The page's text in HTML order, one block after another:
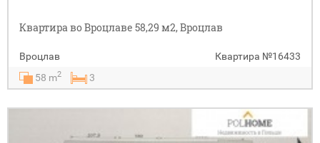
Квартира во Вроцлаве 58,29 м2, Вроцлав
Вроцлав Квартира №16433
58 m2 3